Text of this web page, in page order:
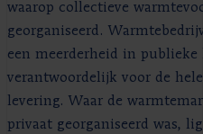
waarop collectieve
georganiseerd.
een meerderheid in
verantwoordelijk voor de
levering. Waar de
privaat georganiseerd was,